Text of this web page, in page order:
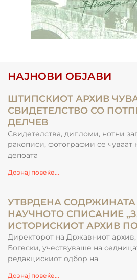
НАЈНОВИ ОБЈАВИ
ШТИПСКИОТ АРХИВ
СВИДЕТЕЛСТВО СО
ДЕЛЧЕВ
Свидетелства, дипломи, нотни
ракописи, фотографии се чуваат
депоата
Дознај повеќе...
УТВРДЕНА СОДРЖИНАТА
НАУЧНОТО СПИСАНИЕ
ИСТОРИСКИОТ АРХИВ
Директорот на Државниот
Богески, учествуваше на
редакцискиот одбор на
Дознај повеќе...